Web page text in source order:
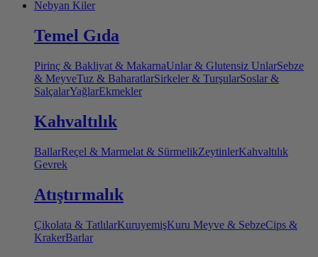
Nebyan Kiler
Temel Gıda
Pirinç & Bakliyat & MakarnaUnlar & Glutensiz UnlarSebze
& MeyveTuz & BaharatlarSirkeler & TurşularSoslar &
SalçalarYağlarEkmekler
Kahvaltılık
BallarReçel & Marmelat & SürmelikZeytinlerKahvaltılık
Gevrek
Atıştırmalık
Çikolata & TatlılarKuruyemişKuru Meyve & SebzeCips &
KrakerBarlar